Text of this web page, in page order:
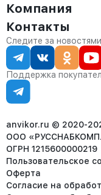
Доставка
Оплата
Сервис
Статус заказа
Статьи
Компания
О компании
Контакты
Партнёрам
Контакты
Отдел продаж:
8 (800) 234-22-62
corp@anvikor.ru
Ежедневно, с 7:00-
Отдел рекламации:
8 (953) 455-25-61
Следите за новостями
Поддержка
anvikor.ru © 2020-
ООО
ОГРН 1215600000219
Пользовательское
Оферта
Согласие на